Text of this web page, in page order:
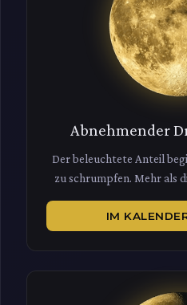
Abnehmender
Der beleuchtete Anteil
zu schrumpfen. Mehr als
IM